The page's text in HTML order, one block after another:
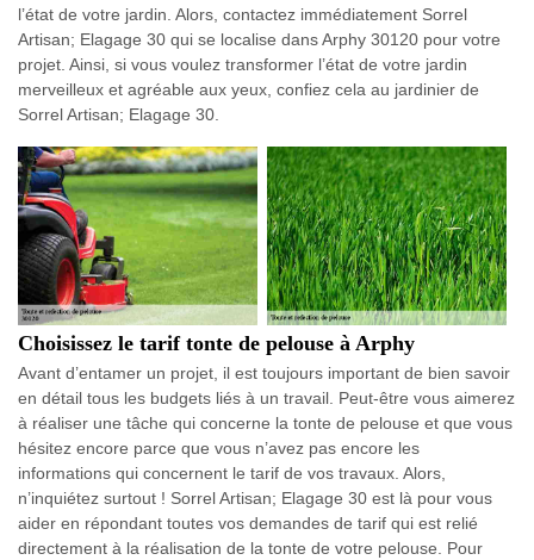
l’état de votre jardin. Alors, contactez immédiatement Sorrel
Artisan; Elagage 30 qui se localise dans Arphy 30120 pour votre
projet. Ainsi, si vous voulez transformer l’état de votre jardin
merveilleux et agréable aux yeux, confiez cela au jardinier de
Sorrel Artisan; Elagage 30.
Choisissez le tarif tonte de pelouse à Arphy
Avant d’entamer un projet, il est toujours important de bien savoir
en détail tous les budgets liés à un travail. Peut-être vous aimerez
à réaliser une tâche qui concerne la tonte de pelouse et que vous
hésitez encore parce que vous n’avez pas encore les
informations qui concernent le tarif de vos travaux. Alors,
n’inquiétez surtout ! Sorrel Artisan; Elagage 30 est là pour vous
aider en répondant toutes vos demandes de tarif qui est relié
directement à la réalisation de la tonte de votre pelouse. Pour